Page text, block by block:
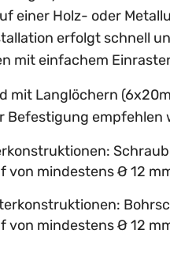
einer Holz- oder
erfolgt schnell
mit einfachem
mit Langlöchern
Befestigung empfehlen
von mindestens Ø 12
von mindestens Ø 12